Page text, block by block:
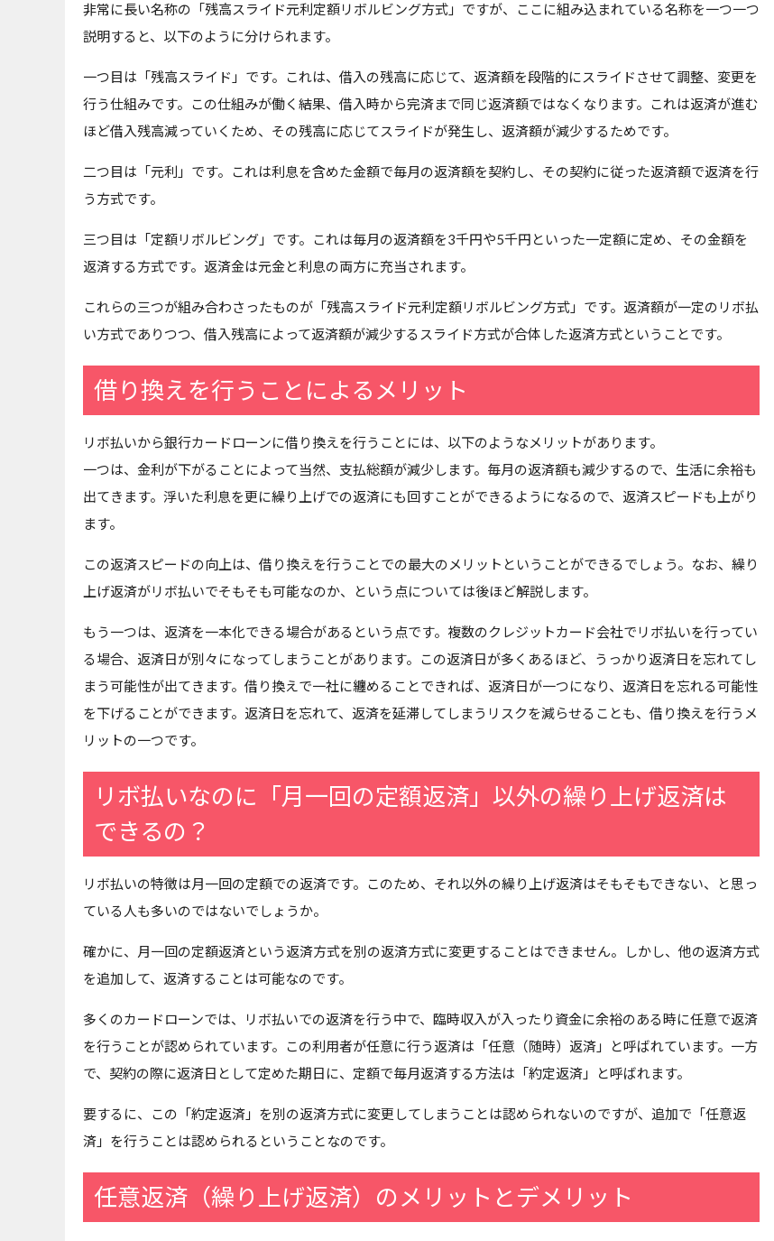
非常に長い名称の「残高スライド元利定額リボルビング方式」ですが、ここに組み込まれている名称を一つ一つ
説明すると、以下のように分けられます。
一つ目は「残高スライド」です。これは、借入の残高に応じて、返済額を段階的にスライドさせて調整、変更を
行う仕組みです。この仕組みが働く結果、借入時から完済まで同じ返済額ではなくなります。これは返済が進む
ほど借入残高減っていくため、その残高に応じてスライドが発生し、返済額が減少するためです。
二つ目は「元利」です。これは利息を含めた金額で毎月の返済額を契約し、その契約に従った返済額で返済を行
う方式です。
三つ目は「定額リボルビング」です。これは毎月の返済額を3千円や5千円といった一定額に定め、その金額を
返済する方式です。返済金は元金と利息の両方に充当されます。
これらの三つが組み合わさったものが「残高スライド元利定額リボルビング方式」です。返済額が一定のリボ払
い方式でありつつ、借入残高によって返済額が減少するスライド方式が合体した返済方式ということです。
借り換えを行うことによるメリット
リボ払いから銀行カードローンに借り換えを行うことには、以下のようなメリットがあります。
一つは、金利が下がることによって当然、支払総額が減少します。毎月の返済額も減少するので、生活に余裕も
出てきます。浮いた利息を更に繰り上げでの返済にも回すことができるようになるので、返済スピードも上がり
ます。
この返済スピードの向上は、借り換えを行うことでの最大のメリットということができるでしょう。なお、繰り
上げ返済がリボ払いでそもそも可能なのか、という点については後ほど解説します。
もう一つは、返済を一本化できる場合があるという点です。複数のクレジットカード会社でリボ払いを行ってい
る場合、返済日が別々になってしまうことがあります。この返済日が多くあるほど、うっかり返済日を忘れてし
まう可能性が出てきます。借り換えで一社に纏めることできれば、返済日が一つになり、返済日を忘れる可能性
を下げることができます。返済日を忘れて、返済を延滞してしまうリスクを減らせることも、借り換えを行うメ
リットの一つです。
リボ払いなのに「月一回の定額返済」以外の繰り上げ返済は
できるの？
リボ払いの特徴は月一回の定額での返済です。このため、それ以外の繰り上げ返済はそもそもできない、と思っ
ている人も多いのではないでしょうか。
確かに、月一回の定額返済という返済方式を別の返済方式に変更することはできません。しかし、他の返済方式
を追加して、返済することは可能なのです。
多くのカードローンでは、リボ払いでの返済を行う中で、臨時収入が入ったり資金に余裕のある時に任意で返済
を行うことが認められています。この利用者が任意に行う返済は「任意（随時）返済」と呼ばれています。一方
で、契約の際に返済日として定めた期日に、定額で毎月返済する方法は「約定返済」と呼ばれます。
要するに、この「約定返済」を別の返済方式に変更してしまうことは認められないのですが、追加で「任意返
済」を行うことは認められるということなのです。
任意返済（繰り上げ返済）のメリットとデメリット